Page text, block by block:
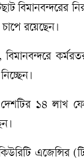
রয়েছেন।
দেশটির ১৪ লাখ